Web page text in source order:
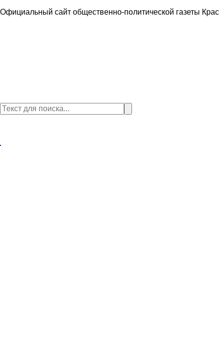
Официальный сайт общественно-политической газеты